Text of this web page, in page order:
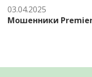
03.04.2025
Мошенники